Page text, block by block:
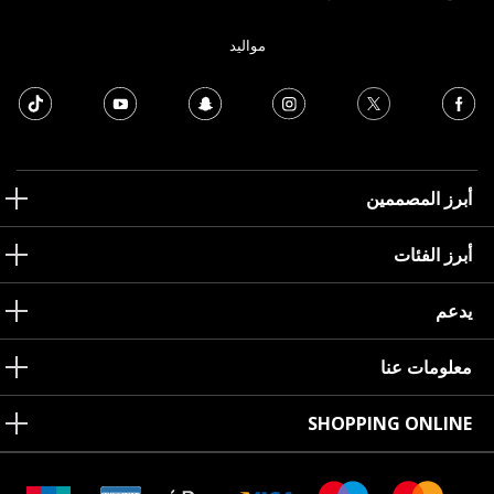
مواليد
أبرز المصممين
أبرز الفئات
يدعم
معلومات عنا
SHOPPING ONLINE